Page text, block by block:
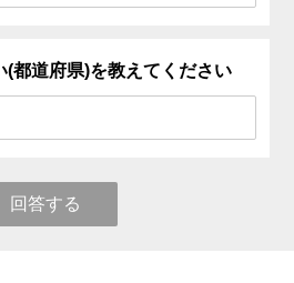
(都道府県)を教えてください
回答する